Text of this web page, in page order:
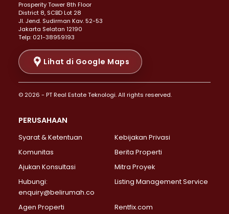
Properti Dijual di Menteng >
Properti Dijual di Senen >
Properti Dijual di Tanah Abang >
Properti Dijual di Cikini >
Properti Dijual di Kramat >
Properti Dijual di Pasar Baru >
Properti Dijual di Bendungan Hilir >
Properti Dijual di Jakarta Selatan >
Properti Dijual di Lebak Bulus >
Properti Dijual di Gandaria Selatan >
Properti Dijual di Pondok Labu >
Properti Dijual di Lenteng Agung >
Properti Dijual di Senayan >
Properti Dijual di Pondok Pinang >
Prosperity Tower 8th Floor
District 8, SCBD Lot 28
JI. Jend. Sudirman Kav. 52-53
Jakarta Selatan 12190
Telp: 021-38959193
Lihat di Google Maps
© 2026 - PT Real Estate Teknologi. All rights reserved.
PERUSAHAAN
Syarat & Ketentuan
Kebijakan Privasi
Komunitas
Berita Properti
Ajukan Konsultasi
Mitra Proyek
Hubungi:
enquiry@belirumah.co
Listing Management Service
Agen Properti Rentfix.com